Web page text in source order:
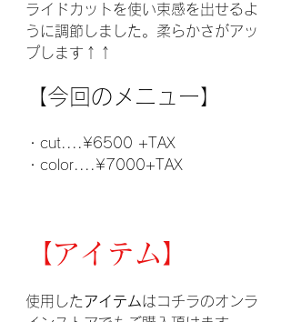
ライドカットを使い束感を出せるよ
うに調節しました。柔らかさがアッ
プします↑↑
【今回のメニュー】
・cut....¥6500 +TAX
・color....¥7000+TAX
【アイテム】
使用したアイテムはコチラのオンラ